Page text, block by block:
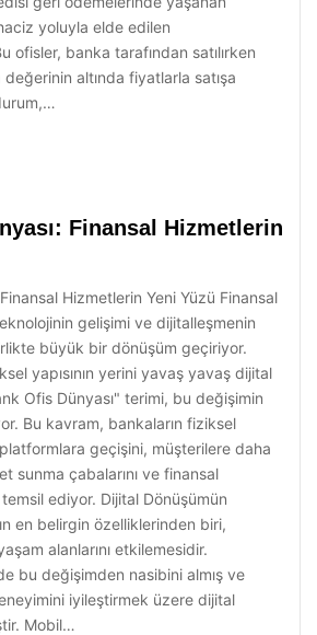
yoluyla elde edilen
ofisler, banka tarafından satılırken
altında fiyatlarla satışa
Finansal Hizmetlerin
Hizmetlerin Yeni Yüzü Finansal
gelişimi ve dijitalleşmenin
büyük bir dönüşüm geçiriyor.
yapısının yerini yavaş yavaş dijital
Ofis Dünyası" terimi, bu değişimin
Bu kavram, bankaların fiziksel
geçişini, müşterilere daha
sunma çabalarını ve finansal
ediyor. Dijital Dönüşümün
en belirgin özelliklerinden biri,
alanlarını etkilemesidir.
bu değişimden nasibini almış ve
iyileştirmek üzere dijital
Mobil…